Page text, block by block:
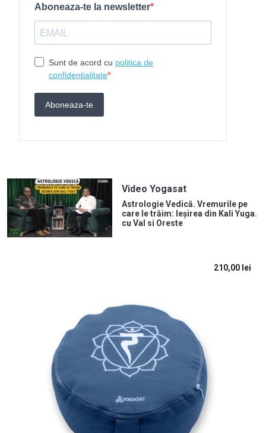
Video Yogasat
Astrologie Vedică. Vremurile pe
care le trăim: Ieșirea din Kali Yuga.
cu Val si Oreste
210,00 lei